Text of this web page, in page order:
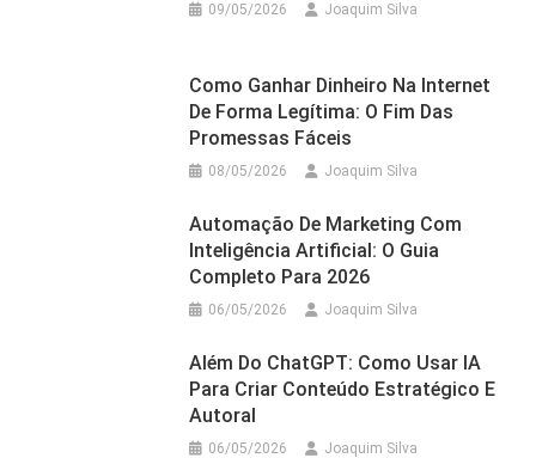
09/05/2026 Joaquim Silva
Como Ganhar Dinheiro Na Internet
De Forma Legítima: O Fim Das
Promessas Fáceis
08/05/2026 Joaquim Silva
Automação De Marketing Com
Inteligência Artificial: O Guia
Completo Para 2026
06/05/2026 Joaquim Silva
Além Do ChatGPT: Como Usar IA
Para Criar Conteúdo Estratégico E
Autoral
06/05/2026 Joaquim Silva